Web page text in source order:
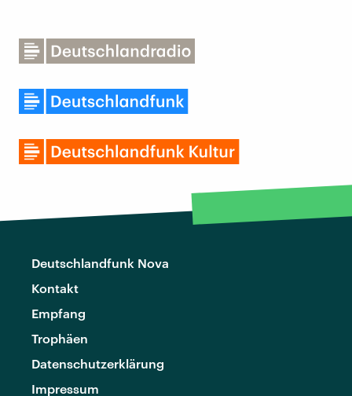
Deutschlandfunk Nova
Kontakt
Empfang
Trophäen
Datenschutzerklärung
Impressum